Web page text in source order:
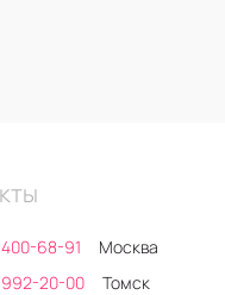
68-91
Москва
20-00
Томск